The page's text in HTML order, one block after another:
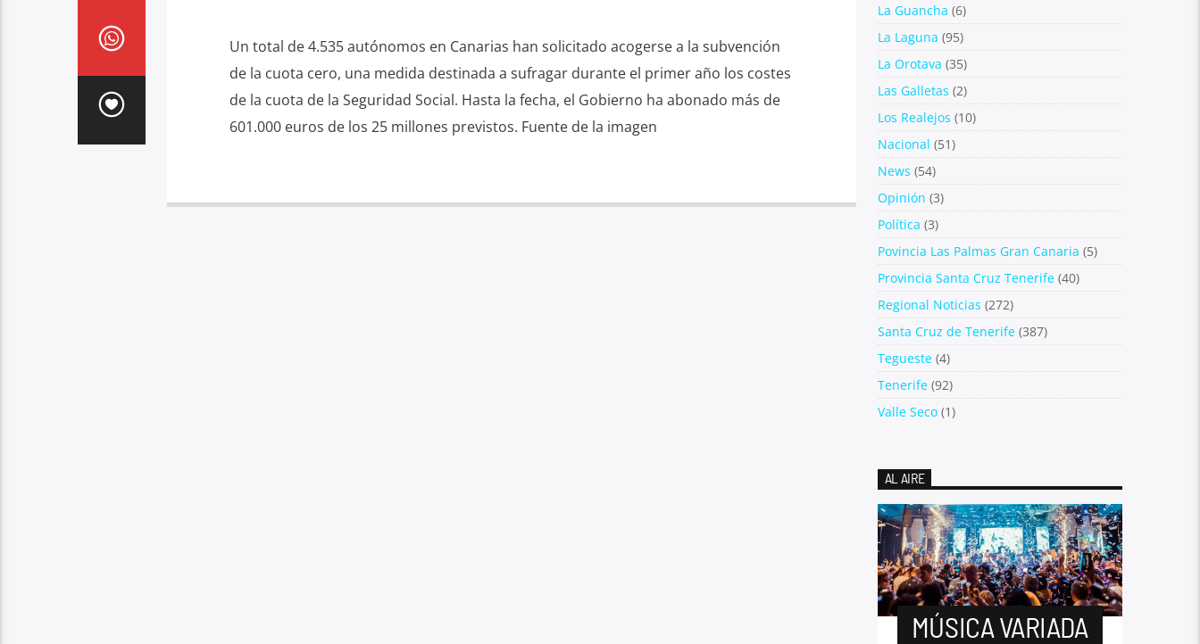
Un total de 4.535 autónomos en Canarias han solicitado acogerse a la subvención
de la cuota cero, una medida destinada a sufragar durante el primer año los costes
de la cuota de la Seguridad Social. Hasta la fecha, el Gobierno ha abonado más de
601.000 euros de los 25 millones previstos. Fuente de la imagen
La Guancha (6)
La Laguna (95)
La Orotava (35)
Las Galletas (2)
Los Realejos (10)
Nacional (51)
News (54)
Opinión (3)
Política (3)
Povincia Las Palmas Gran Canaria (5)
Provincia Santa Cruz Tenerife(40)
Regional Noticias (272)
Santa Cruz de Tenerife(387)
Tegueste(4)
Tenerife(92)
Valle Seco(1)
AL AIRE
MÚSICA VARIADA